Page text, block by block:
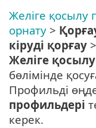
Желіге қосылу
орнату >
кіруді қорғау >
Желіге
бөлімінде
Профильді
профильдері
керек.